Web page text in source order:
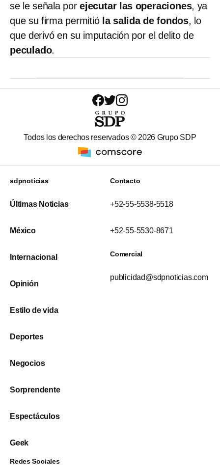
se le señala porejecutar las operaciones, ya
que su firma permitió la salida de fondos, lo
que derivó en su imputación por el delito de
peculado.
Todos los derechos reservados © 2026 Grupo SDP
sdpnoticias
Últimas Noticias
México
Internacional
Opinión
Estilo de vida
Deportes
Negocios
Sorprendente
Espectáculos
Geek
Contacto
+52-55-5538-5518
+52-55-5530-8671
Comercial
publicidad@sdpnoticias.com
Redes Sociales